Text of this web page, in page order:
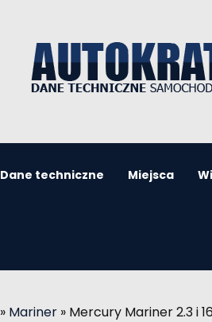
Dane techniczne Miejsca
» Mariner » Mercury Mariner 2.3 i